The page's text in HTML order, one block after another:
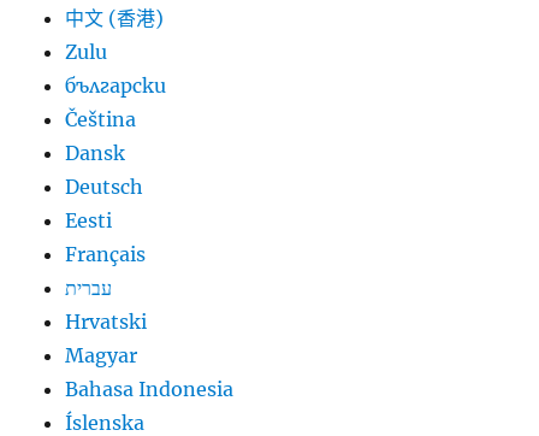
中文 (香港)
Zulu
български
Čeština
Dansk
Deutsch
Eesti
Français
עברית
Hrvatski
Magyar
Bahasa Indonesia
Íslenska